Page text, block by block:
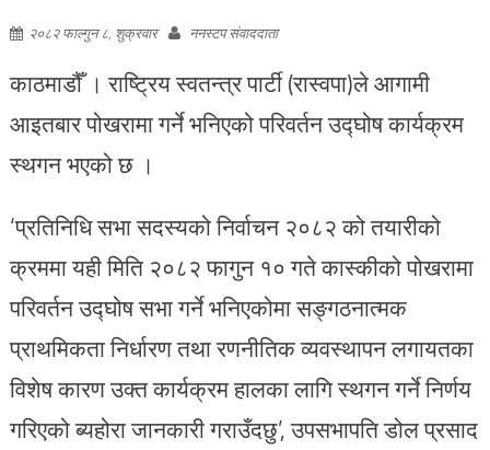
२०८२ फाल्गुन ८, शुक्रवार ननस्टप संवाददाता
काठमाडौँ । राष्ट्रिय स्वतन्त्र पार्टी (रास्वपा)ले आगामी
आइतबार पोखरामा गर्ने भनिएको परिवर्तन उद्घोष कार्यक्रम
स्थगन भएको छ ।
‘प्रतिनिधि सभा सदस्यको निर्वाचन २०८२ को तयारीको
क्रममा यही मिति २०८२ फागुन १० गते कास्कीको पोखरामा
परिवर्तन उद्घोष सभा गर्ने भनिएकोमा सङ्गठनात्मक
प्राथमिकता निर्धारण तथा रणनीतिक व्यवस्थापन लगायतका
विशेष कारण उक्त कार्यक्रम हालका लागि स्थगन गर्ने निर्णय
गरिएको ब्यहोरा जानकारी गराउँदछु’, उपसभापति डोल प्रसाद